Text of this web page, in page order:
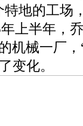
地的工场
上半年，
机械一厂
变化。